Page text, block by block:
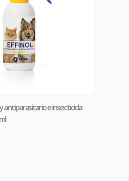
antiparasitario e insecticida